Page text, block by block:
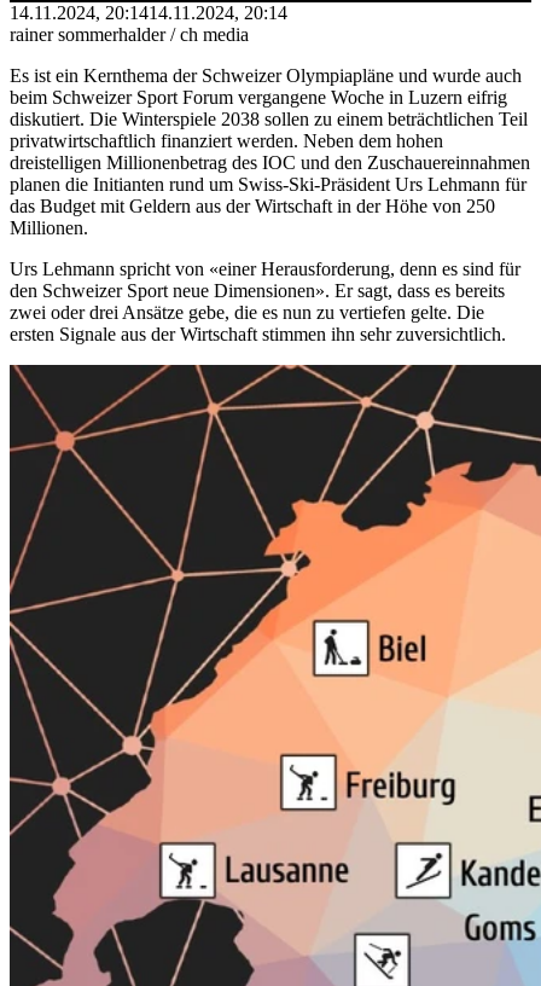
14.11.2024, 20:1414.11.2024, 20:14
rainer sommerhalder / ch media
Es ist ein Kernthema der Schweizer Olympiapläne und wurde auch
beim Schweizer Sport Forum vergangene Woche in Luzern eifrig
diskutiert. Die Winterspiele 2038 sollen zu einem beträchtlichen Teil
privatwirtschaftlich finanziert werden. Neben dem hohen
dreistelligen Millionenbetrag des IOC und den Zuschauereinnahmen
planen die Initianten rund um Swiss-Ski-Präsident Urs Lehmann für
das Budget mit Geldern aus der Wirtschaft in der Höhe von 250
Millionen.
Urs Lehmann spricht von «einer Herausforderung, denn es sind für
den Schweizer Sport neue Dimensionen». Er sagt, dass es bereits
zwei oder drei Ansätze gebe, die es nun zu vertiefen gelte. Die
ersten Signale aus der Wirtschaft stimmen ihn sehr zuversichtlich.